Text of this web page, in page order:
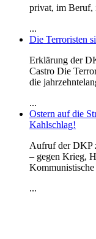
privat, im Beruf,
...
Die Terroristen
Erklärung der
Castro Die
die
...
Ostern auf die
Kahlschlag!
Aufruf der DKP
– gegen Krieg,
...